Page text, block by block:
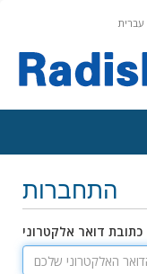
התחברות
כתובת דואר אלקטרוני